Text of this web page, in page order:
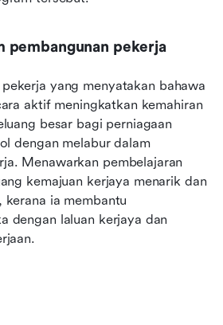
pembangunan pekerja
yang menyatakan bahawa
aktif meningkatkan kemahiran
besar bagi perniagaan
dengan melabur dalam
Menawarkan pembelajaran
kemajuan kerjaya menarik dan
ia membantu
dengan laluan kerjaya dan